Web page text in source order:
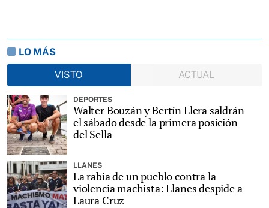
LO MÁS
VISTO
ACTUAL
DEPORTES
Walter Bouzán y Bertín Llera saldrán
el sábado desde la primera posición
del Sella
LLANES
La rabia de un pueblo contra la
violencia machista: Llanes despide a
Laura Cruz